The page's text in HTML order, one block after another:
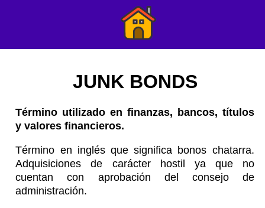
JUNK BONDS
Término utilizado en finanzas, bancos, títulos
y valores financieros.
Término en inglés que significa bonos chatarra.
Adquisiciones de carácter hostil ya que no
cuentan con aprobación del consejo de
administración.